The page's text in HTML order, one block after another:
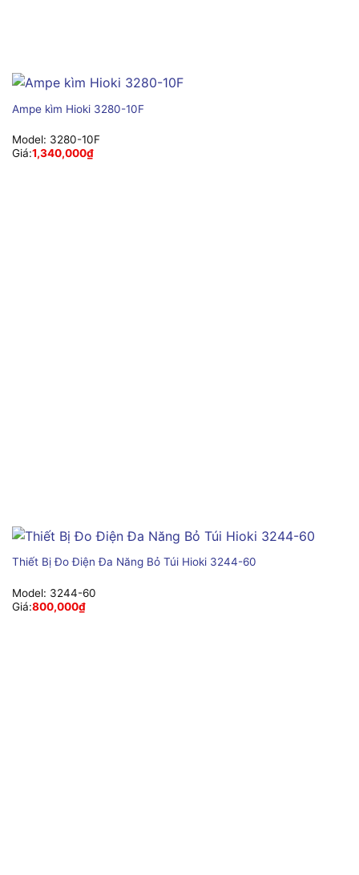
Ampe kìm Hioki 3280-10F
Model: 3280-10F
Giá:1,340,000₫
Thiết Bị Đo Điện Đa Năng Bỏ Túi Hioki 3244-60
Model: 3244-60
Giá:800,000₫